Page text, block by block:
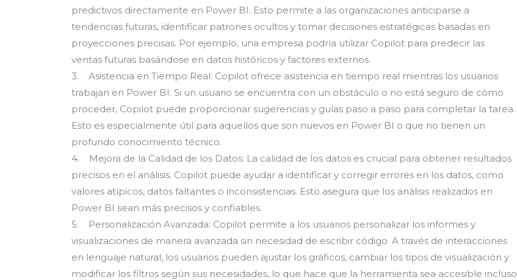
predictivos directamente en Power BI. Esto permite a las organizaciones anticiparse a
tendencias futuras, identificar patrones ocultos y tomar decisiones estratégicas basadas en
proyecciones precisas. Por ejemplo, una empresa podría utilizar Copilot para predecir las
ventas futuras basándose en datos históricos y factores externos.
3. Asistencia en Tiempo Real: Copilot ofrece asistencia en tiempo real mientras los usuarios
trabajan en Power BI. Si un usuario se encuentra con un obstáculo o no está seguro de cómo
proceder, Copilot puede proporcionar sugerencias y guías paso a paso para completar la tarea.
Esto es especialmente útil para aquellos que son nuevos en Power BI o que no tienen un
profundo conocimiento técnico.
4. Mejora de la Calidad de los Datos: La calidad de los datos es crucial para obtener resultados
precisos en el análisis. Copilot puede ayudar a identificar y corregir errores en los datos, como
valores atípicos, datos faltantes o inconsistencias. Esto asegura que los análisis realizados en
Power BI sean más precisos y confiables.
5. Personalización Avanzada: Copilot permite a los usuarios personalizar los informes y
visualizaciones de manera avanzada sin necesidad de escribir código. A través de interacciones
en lenguaje natural, los usuarios pueden ajustar los gráficos, cambiar los tipos de visualización y
modificar los filtros según sus necesidades, lo que hace que la herramienta sea accesible incluso